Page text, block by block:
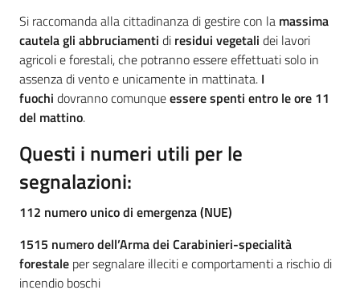
Si raccomanda alla cittadinanza di gestire con la massima
cautela gli abbruciamenti di residui vegetali dei lavori
agricoli e forestali, che potranno essere effettuati solo in
assenza di vento e unicamente in mattinata. I
fuochi dovranno comunqueessere spenti entro le ore 11
del mattino.
Questi i numeri utili per le
segnalazioni:
112 numero unico di emergenza (NUE)
1515 numero dell’Arma dei Carabinieri-specialità
forestale per segnalare illeciti e comportamenti a rischio di
incendio boschi